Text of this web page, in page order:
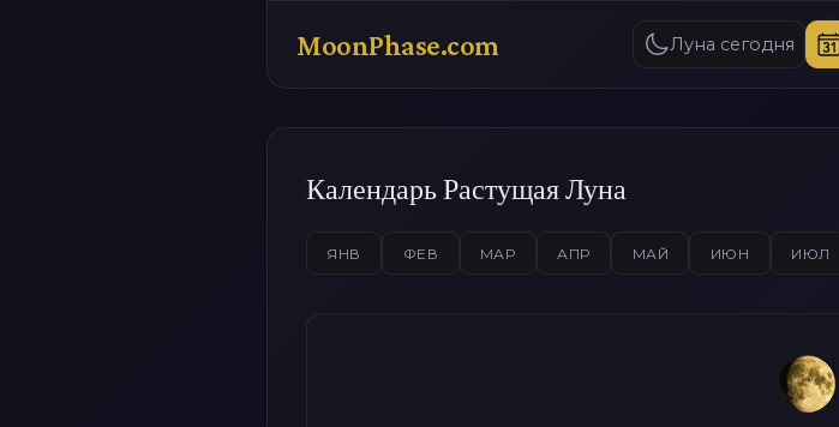
MoonPhase.com Луна сегодня
Календарь Растущая Луна
ЯНВ ФЕВ МАР АПР МАЙ ИЮН ИЮЛ